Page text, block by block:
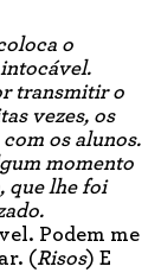
o
transmitir o
vezes, os
os alunos.
momento
que lhe foi
Podem me
(Risos) E